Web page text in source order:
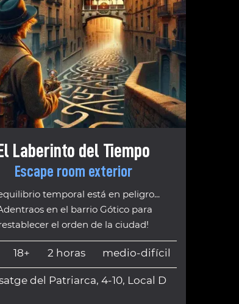
Laberinto del Tiempo
Escape room exterior
temporal está en peligro...
en el barrio Gótico para
el orden de la ciudad!
18+ 2 horas medio-difícil
del Patriarca, 4-10, Local D